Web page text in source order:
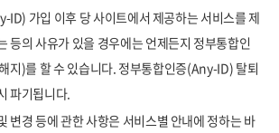
ID) 가입 이후 당 사이트에서 제공하는 서비스를 제
등의 사유가 있을 경우에는 언제든지 정부통합인
지)를 할 수 있습니다. 정부통합인증(Any-ID) 탈퇴
파기됩니다.
변경 등에 관한 사항은 서비스별 안내에 정하는 바